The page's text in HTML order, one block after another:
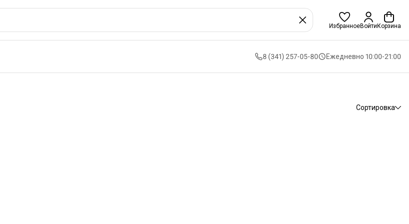
ИзбранноеВойти Корзина
8 (341) 257-05-80 Ежедневно 10:00-21:00
Сортировка